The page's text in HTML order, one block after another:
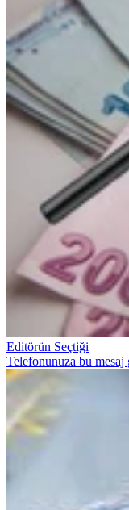
Editörün Seçtiği
Telefonunuza bu